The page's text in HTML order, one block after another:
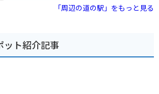
感じさせるメニューが楽しめます。 バイクで訪れる場
合、道の駅には広い駐車場が完備されているので安心で
す。 特産品としては、霊峰白山の伏流水を使った「菊
姫」や「天狗舞」などの地酒や、地元産の食材を使った
和菓子などが人気です。道の駅で販売されているので、
「周辺の道の駅」をもっと見る
ット紹介記事